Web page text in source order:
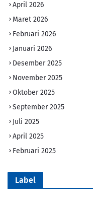
April 2026
Maret 2026
Februari 2026
Januari 2026
Desember 2025
November 2025
Oktober 2025
September 2025
Juli 2025
April 2025
Februari 2025
Label